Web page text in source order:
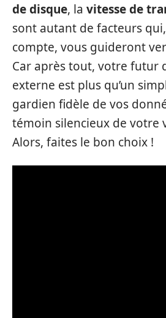
de disque, la vitesse de
sont autant de facteurs
compte, vous guideront
Car après tout, votre futur
externe est plus qu’un
gardien fidèle de vos
témoin silencieux de votre
Alors, faites le bon choix !